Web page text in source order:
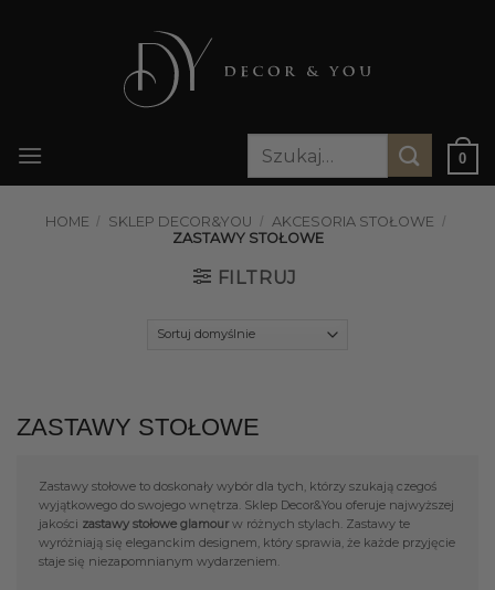
Szukaj:
0
HOME / SKLEP DECOR&YOU / AKCESORIA STOŁOWE /
ZASTAWY STOŁOWE
FILTRUJ
ZASTAWY STOŁOWE
Zastawy stołowe to doskonały wybór dla tych, którzy szukają czegoś
wyjątkowego do swojego wnętrza. Sklep Decor&You oferuje najwyższej
jakości zastawy stołowe glamourw różnych stylach. Zastawy te
wyróżniają się eleganckim designem, który sprawia, że każde przyjęcie
staje się niezapomnianym wydarzeniem.